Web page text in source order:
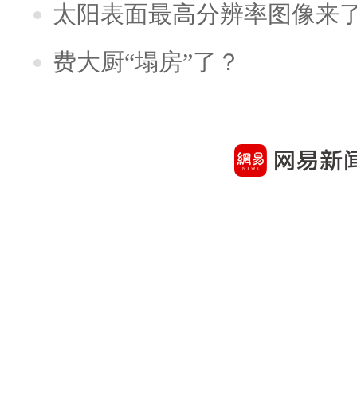
太阳表面最高分辨率图像来
费大厨“塌房”了？